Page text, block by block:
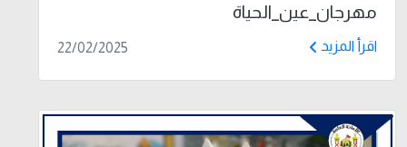
مهرجان_عين_الحياة
اقرأ المزيد 22/02/2025